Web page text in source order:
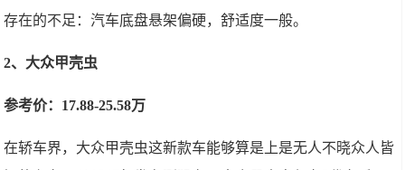
存在的不足：汽车底盘悬架偏硬，舒适度一般。
2、大众甲壳虫
参考价：17.88-25.58万
在轿车界，大众甲壳虫这新款车能够算是上是无人不晓众人皆